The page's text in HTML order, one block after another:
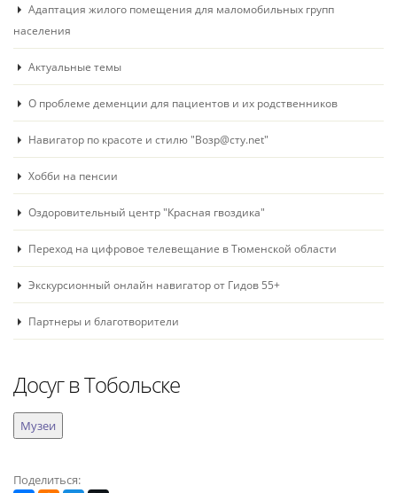
Адаптация жилого помещения для маломобильных групп
населения
Актуальные темы
О проблеме деменции для пациентов и их родственников
Навигатор по красоте и стилю "Возр@сту.net"
Хобби на пенсии
Оздоровительный центр "Красная гвоздика"
Переход на цифровое телевещание в Тюменской области
Экскурсионный онлайн навигатор от Гидов 55+
Партнеры и благотворители
Досуг в Тобольске
Поделиться: